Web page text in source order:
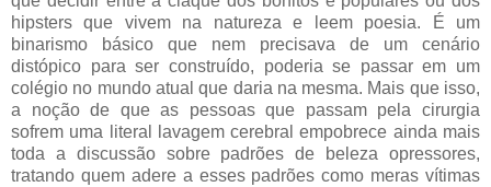
hipsters que vivem na natureza e leem poesia. É um
binarismo básico que nem precisava de um cenário
distópico para ser construído, poderia se passar em um
colégio no mundo atual que daria na mesma. Mais que isso,
a noção de que as pessoas que passam pela cirurgia
sofrem uma literal lavagem cerebral empobrece ainda mais
toda a discussão sobre padrões de beleza opressores,
tratando quem adere a esses padrões como meras vítimas